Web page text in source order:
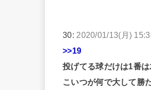
30: 2020/01/13(月)
>>19
投げてる球だけは1番
こいつが何で大して勝